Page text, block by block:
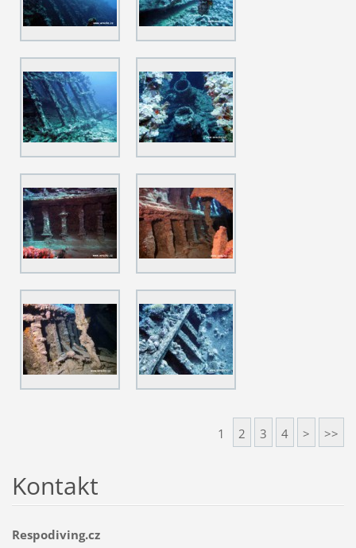
1 2 3 4 > >>
Kontakt
Respodiving.cz